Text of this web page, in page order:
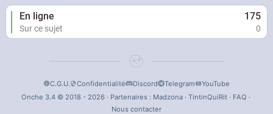
En ligne 175
Sur ce sujet 0
C.G.U. Confidentialité Discord Telegram
YouTube
Onche 3.4 © 2018 - 2026 · Partenaires : Madzona· TintinQuiRit· FAQ ·
Nous contacter